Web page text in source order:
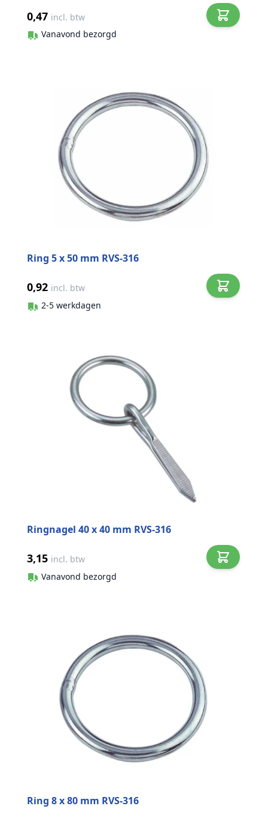
0,47 incl. btw
Vanavond bezorgd
Ring 5 x 50 mm RVS-316
0,92 incl. btw
2-5 werkdagen
Ringnagel 40 x 40 mm RVS-316
3,15 incl. btw
Vanavond bezorgd
Ring 8 x 80 mm RVS-316